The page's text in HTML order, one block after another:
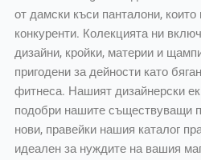
от дамски къси панталони,
конкуренти. Колекцията ни
дизайни, кройки, материи и
пригодени за дейности като
фитнеса. Нашият дизайнерски
подобри нашите съществуващи
нови, правейки нашия каталог
идеален за нуждите на вашия